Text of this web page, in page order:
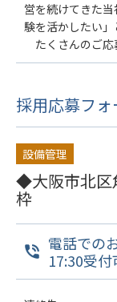
営を続けてきた
験を活かしたい」
たくさんのご応
採用応募フォ
設備管理
◆大阪市北区
枠
電話での
17:30受付